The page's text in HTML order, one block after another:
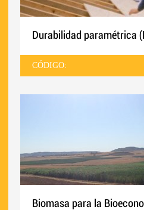
Durabilidad paramétrica
CÓDIGO:
Biomasa para la